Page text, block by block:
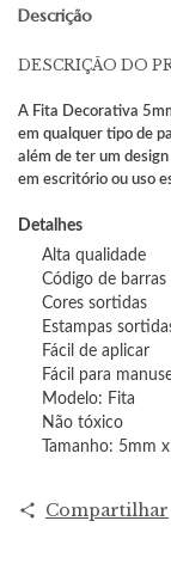
Descrição
DESCRIÇÃO DO
A Fita Decorativa
em qualquer tipo de
além de ter um
em escritório ou uso
Detalhes
Alta qualidade
Código de barras
Cores sortidas
Estampas
Fácil de aplicar
Fácil para
Modelo: Fita
Não tóxico
Tamanho: 5mm
Compartilhar